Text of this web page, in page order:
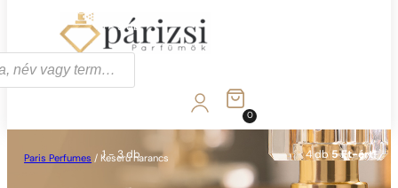
1 - 3 db
1 - 3 db 4 db5 Ft-ért!
0
Paris Perfumes / Keserű narancs